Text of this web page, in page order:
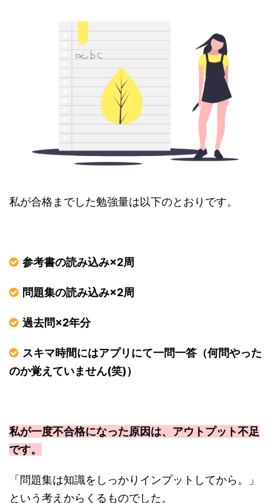
私が合格までした勉強量は以下のとおりです。
参考書の読み込み×2周
問題集の読み込み×2周
過去問×2年分
スキマ時間にはアプリにて一問一答（何問やった
のか覚えていません(笑)）
私が一度不合格になった原因は、アウトプット不足
です。
「問題集は知識をしっかりインプットしてから。」
という考えからくるものでした。